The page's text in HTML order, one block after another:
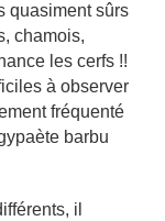
quasiment sûrs
chamois,
les cerfs !!
à observer
fréquenté
barbu
il